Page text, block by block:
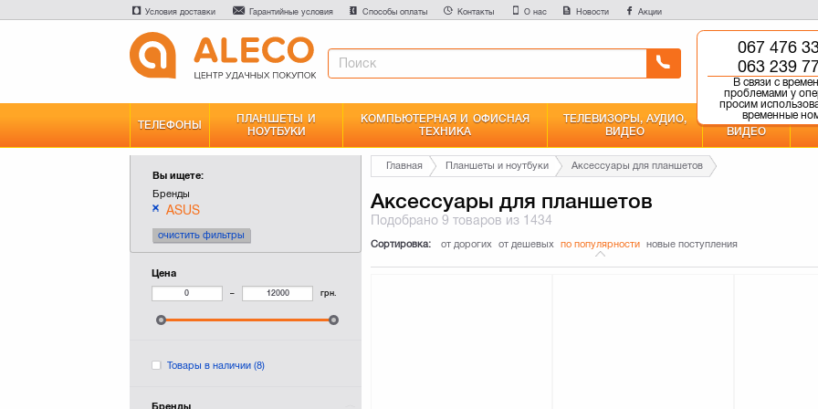
Условия доставки Гарантийные условия Способы оплаты Контакты О нас Новости Акции
0 800 750
Бесплатно со всех
067 476
063 239
В связи с
проблемами у
просим
временные
ТЕЛЕФОНЫ
ПЛАНШЕТЫ И
НОУТБУКИ
КОМПЬЮТЕРНАЯ И ОФИСНАЯ
ТЕХНИКА
ТЕЛЕВИЗОРЫ, АУДИО,
ВИДЕО
ФОТО И
ВИДЕО
Вы ищете:
Бренды
ASUS
очистить фильтры
Цена
– грн.
Товары в наличии(8)
Бренды
Главная Планшеты и ноутбуки Аксессуары для планшетов
Аксессуары для планшетов
Подобрано9 товаров из 1434
Сортировка: от дорогих от дешевых по популярности новые поступления